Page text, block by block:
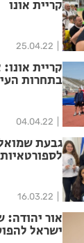
קריית אונו
25.04.22
קריית
בתחרות
04.04.22
גבעת
16.03.22
אור יהודה:
ישראל